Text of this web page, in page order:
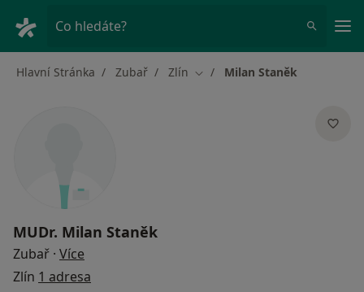
Co hledáte?
Hlavní Stránka Zubař Zlín Změna města
Milan Staněk
MUDr. Milan Staněk
Zubař · Více
Zlín 1 adresa